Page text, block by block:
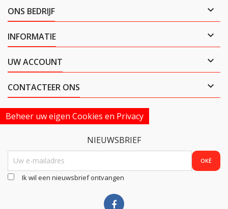
ONS BEDRIJF 
INFORMATIE 
UW ACCOUNT 
CONTACTEER ONS 
Beheer uw eigen Cookies en Privacy
NIEUWSBRIEF
Ik wil een nieuwsbrief ontvangen